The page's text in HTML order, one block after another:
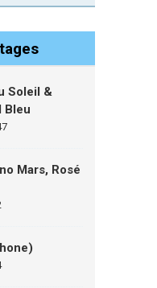
Soleil &
Bleu
Mars, Rosé